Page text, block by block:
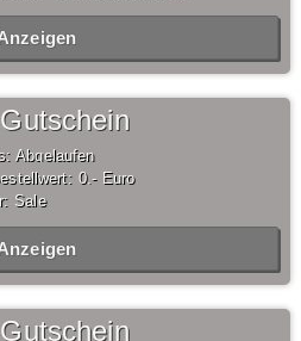
Abgelaufen
0,- Euro
Sale